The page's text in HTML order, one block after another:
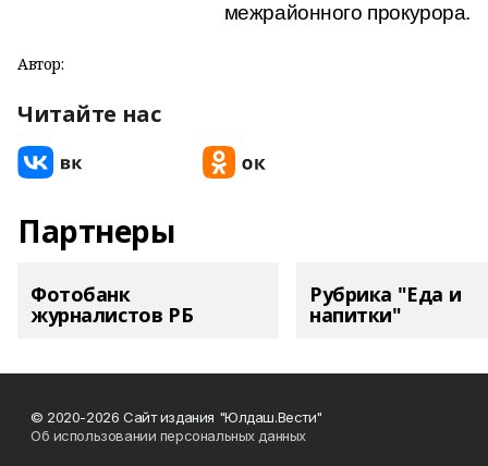
межрайонного прокурора.
Автор:
Читайте нас
Партнеры
Фотобанк
журналистов РБ
Рубрика "Еда и
напитки"
© 2020-2026 Сайт издания "Юлдаш.Вести"
Об использовании персональных данных